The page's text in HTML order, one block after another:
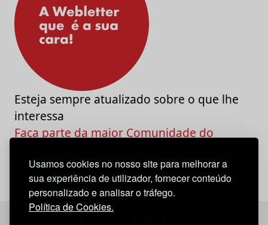
Usamos cookies no nosso site para melhorar a
sua experiência de utilizador, fornecer conteúdo
personalizado e analisar o tráfego.
Política de Cookies.
Esteja sempre atualizado sobre o que lhe
interessa
Faça parte da maior Comunidade do